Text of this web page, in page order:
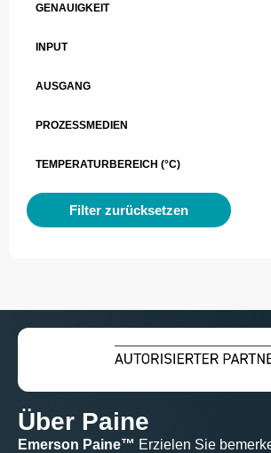
GENAUIGKEIT
INPUT
AUSGANG
PROZESSMEDIEN
TEMPERATURBEREICH (°C)
Filter zurücksetzen
Über Paine
Emerson Paine™ Erzielen Sie